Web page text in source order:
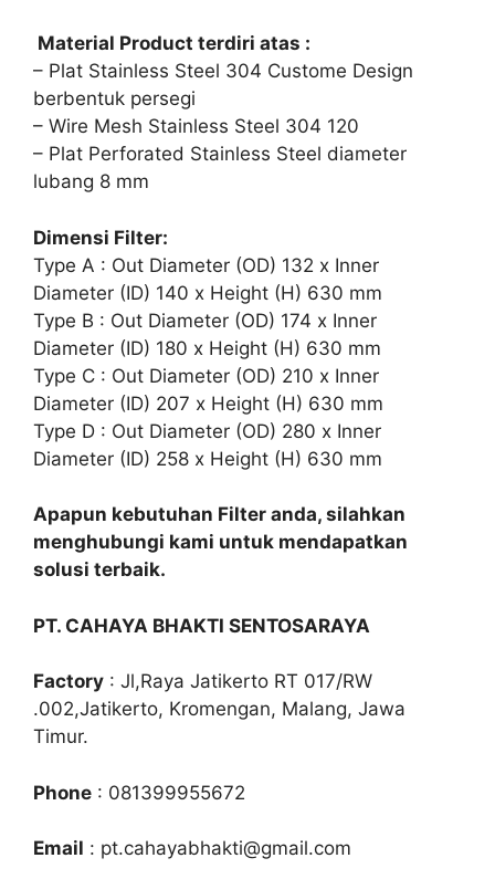
Material Product terdiri atas :
– Plat Stainless Steel 304 Custome Design
berbentuk persegi
– Wire Mesh Stainless Steel 304 120
– Plat Perforated Stainless Steel diameter
lubang 8 mm
Dimensi Filter:
Type A : Out Diameter (OD) 132 x Inner
Diameter (ID) 140 x Height (H) 630 mm
Type B : Out Diameter (OD) 174 x Inner
Diameter (ID) 180 x Height (H) 630 mm
Type C : Out Diameter (OD) 210 x Inner
Diameter (ID) 207 x Height (H) 630 mm
Type D : Out Diameter (OD) 280 x Inner
Diameter (ID) 258 x Height (H) 630 mm
Apapun kebutuhan Filter anda, silahkan
menghubungi kami untuk mendapatkan
solusi terbaik.
PT. CAHAYA BHAKTI SENTOSARAYA
Factory : Jl,Raya Jatikerto RT 017/RW
.002,Jatikerto, Kromengan, Malang, Jawa
Timur.
Phone : 081399955672
Email : pt.cahayabhakti@gmail.com